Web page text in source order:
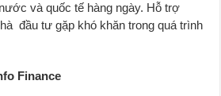
và quốc tế hàng ngày. Hỗ trợ
đầu tư gặp khó khăn trong quá trình
Finance